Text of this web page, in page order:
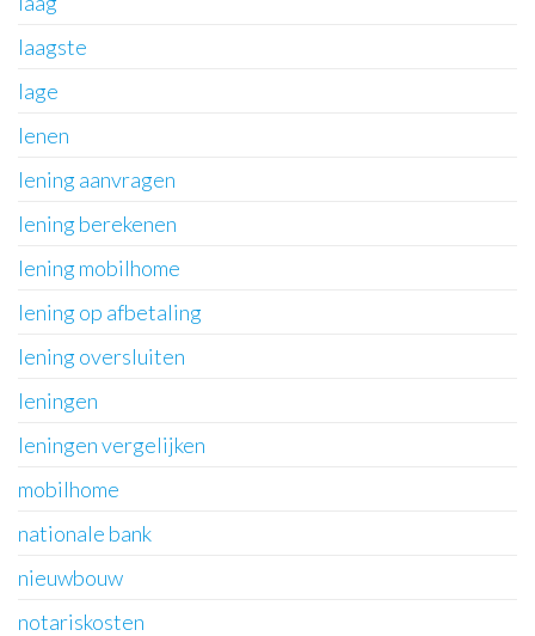
laagste
lage
lenen
lening aanvragen
lening berekenen
lening mobilhome
lening op afbetaling
lening oversluiten
leningen
leningen vergelijken
mobilhome
nationale bank
nieuwbouw
notariskosten